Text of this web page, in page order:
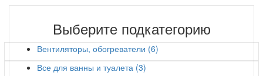
Выберите подкатегорию
Вентиляторы, обогреватели (6)
Все для ванны и туалета (3)